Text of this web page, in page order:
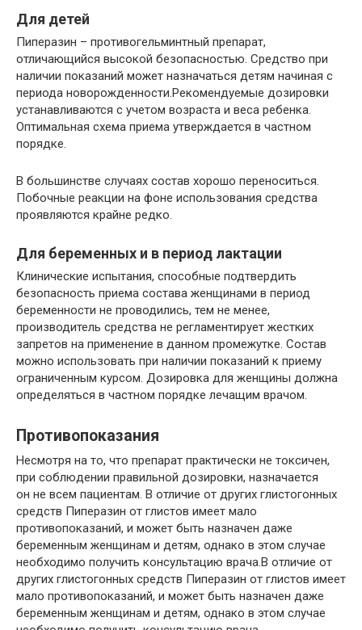
Для детей
Пиперазин – противогельминтный препарат,
отличающийся высокой безопасностью. Средство при
наличии показаний может назначаться детям начиная с
периода новорожденности.Рекомендуемые дозировки
устанавливаются с учетом возраста и веса ребенка.
Оптимальная схема приема утверждается в частном
порядке.
В большинстве случаях состав хорошо переноситься.
Побочные реакции на фоне использования средства
проявляются крайне редко.
Для беременных и в период лактации
Клинические испытания, способные подтвердить
безопасность приема состава женщинами в период
беременности не проводились, тем не менее,
производитель средства не регламентирует жестких
запретов на применение в данном промежутке. Состав
можно использовать при наличии показаний к приему
ограниченным курсом. Дозировка для женщины должна
определяться в частном порядке лечащим врачом.
Противопоказания
Несмотря на то, что препарат практически не токсичен,
при соблюдении правильной дозировки, назначается
он не всем пациентам. В отличие от других глистогонных
средств Пиперазин от глистов имеет мало
противопоказаний, и может быть назначен даже
беременным женщинам и детям, однако в этом случае
необходимо получить консультацию врача.В отличие от
других глистогонных средств Пиперазин от глистов имеет
мало противопоказаний, и может быть назначен даже
беременным женщинам и детям, однако в этом случае